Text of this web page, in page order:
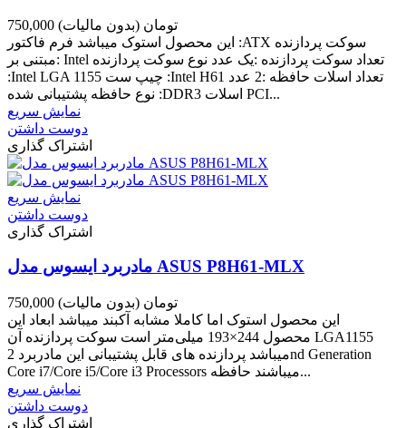
750,000 تومان (بدون مالیات)
این محصول استوک میباشد فرم فاکتور :ATX سوکت پردازنده
:مبتنی بر Intel تعداد سوکت پردازنده :یک عدد نوع سوکت پردازنده
:Intel LGA 1155 چیپ ست :Intel H61 تعداد اسلات حافظه :2 عدد
نوع حافظه پشتیبانی شده :DDR3 اسلات PCI...
نمایش سریع
دوست داشتن
اشتراک گذاری
نمایش سریع
دوست داشتن
اشتراک گذاری
مادربرد ایسوس مدل ASUS P8H61-MLX
750,000 تومان (بدون مالیات)
این محصول استوک اما کاملا مشابه آکبند میباشد ابعاد این
محصول 244×193 میلی‌متر است سوکت پردازنده آن LGA1155
میباشد پردازنده های قابل پشتیبانی این مادربرد 2nd Generation
Core i7/Core i5/Core i3 Processors میباشند حافظه...
نمایش سریع
دوست داشتن
اشتراک گذاری